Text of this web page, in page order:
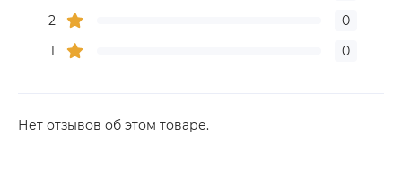
2
0
1
0
Нет отзывов об этом товаре.